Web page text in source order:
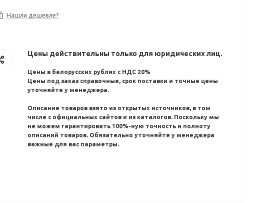
Нашли дешевле?
Цены действительны только для юридических лиц.
Цены в белорусских рублях с НДС 20%
Цены под заказ справочные, срок поставки и точные цены
уточняйте у менеджера.
Описание товаров взято из открытых источников, в том
числе с официальных сайтов и из каталогов. Поскольку мы
не можем гарантировать 100%-ную точность и полноту
описаний товаров. Обязательно уточняйте у менеджера
важные для вас параметры.